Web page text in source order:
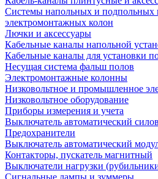
Системы напольных и подпольных
электромонтажных колон
Лючки и аксессуары
Кабельные каналы напольной
Кабельные каналы для установки
Несущая система фальш полов
Электромонтажные колонны
Низковольтное и промышленное
Низковольтное оборудование
Приборы измерения и учета
Выключатель автоматический
Предохранители
Выключатель автоматический
Контакторы, пускатель магнитный
Выключатели нагрузки
Сигнальные лампы и зуммеры